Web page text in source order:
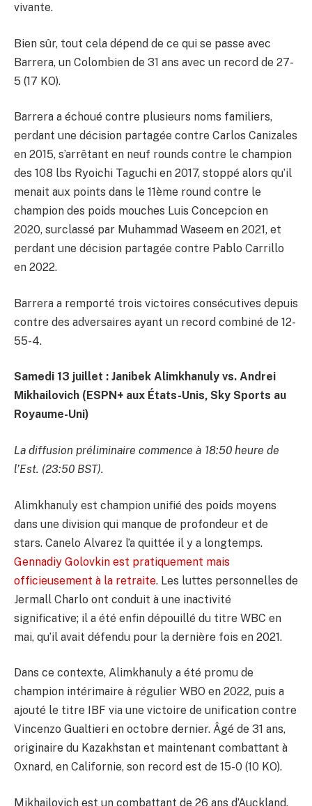
vivante.
Bien sûr, tout cela dépend de ce qui se passe avec
Barrera, un Colombien de 31 ans avec un record de 27-
5 (17 KO).
Barrera a échoué contre plusieurs noms familiers,
perdant une décision partagée contre Carlos Canizales
en 2015, s’arrêtant en neuf rounds contre le champion
des 108 lbs Ryoichi Taguchi en 2017, stoppé alors qu’il
menait aux points dans le 11ème round contre le
champion des poids mouches Luis Concepcion en
2020, surclassé par Muhammad Waseem en 2021, et
perdant une décision partagée contre Pablo Carrillo
en 2022.
Barrera a remporté trois victoires consécutives depuis
contre des adversaires ayant un record combiné de 12-
55-4.
Samedi 13 juillet : Janibek Alimkhanuly vs. Andrei
Mikhailovich (ESPN+ aux États-Unis, Sky Sports au
Royaume-Uni)
La diffusion préliminaire commence à 18:50 heure de
l’Est. (23:50 BST).
Alimkhanuly est champion unifié des poids moyens
dans une division qui manque de profondeur et de
stars. Canelo Alvarez l’a quittée il y a longtemps.
Gennadiy Golovkin est pratiquement mais
officieusement à la retraite. Les luttes personnelles de
Jermall Charlo ont conduit à une inactivité
significative; il a été enfin dépouillé du titre WBC en
mai, qu’il avait défendu pour la dernière fois en 2021.
Dans ce contexte, Alimkhanuly a été promu de
champion intérimaire à régulier WBO en 2022, puis a
ajouté le titre IBF via une victoire de unification contre
Vincenzo Gualtieri en octobre dernier. Âgé de 31 ans,
originaire du Kazakhstan et maintenant combattant à
Oxnard, en Californie, son record est de 15-0 (10 KO).
Mikhailovich est un combattant de 26 ans d’Auckland,